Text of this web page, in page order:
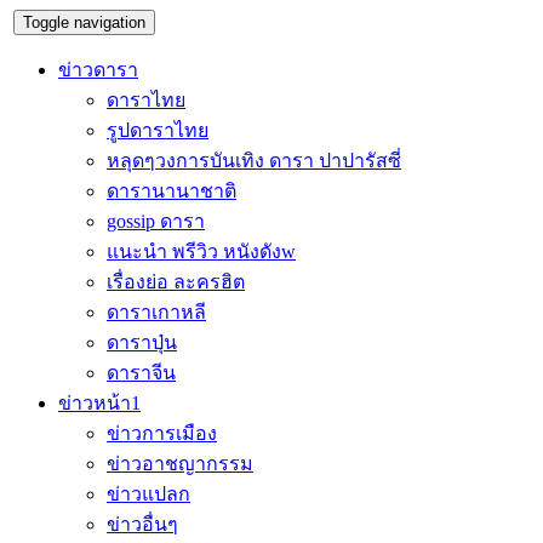
Toggle navigation
ข่าวดารา
ดาราไทย
รูปดาราไทย
หลุดๆวงการบันเทิง ดารา ปาปารัสซี่
ดารานานาชาติ
gossip ดารา
แนะนำ พรีวิว หนังดังw
เรื่องย่อ ละครฮิต
ดาราเกาหลี
ดาราปุ่น
ดาราจีน
ข่าวหน้า1
ข่าวการเมือง
ข่าวอาชญากรรม
ข่าวแปลก
ข่าวอื่นๆ